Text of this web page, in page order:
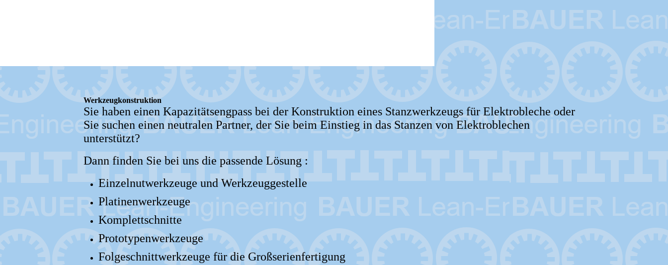
Werkzeugkonstruktion
Sie haben einen Kapazitätsengpass bei der Konstruktion eines Stanzwerkzeugs für Elektrobleche oder
Sie suchen einen neutralen Partner, der Sie beim Einstieg in das Stanzen von Elektroblechen
unterstützt?
Dann finden Sie bei uns die passende Lösung :
Einzelnutwerkzeuge und Werkzeuggestelle
Platinenwerkzeuge
Komplettschnitte
Prototypenwerkzeuge
Folgeschnittwerkzeuge für die Großserienfertigung